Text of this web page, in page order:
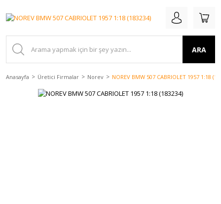
ARA
Anasayfa Üretici Firmalar Norev NOREV BMW 507 CABRIOLET 1957 1:18